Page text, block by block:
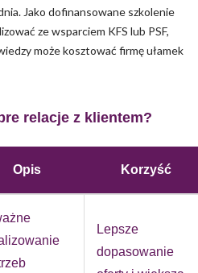
Jako dofinansowane szkolenie
ze wsparciem KFS lub PSF,
może kosztować firmę ułamek
relacje z klientem?
Opis Korzyść
Lepsze
dopasowanie